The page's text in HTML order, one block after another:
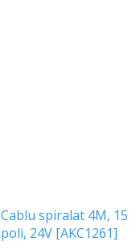
Cablu spiralat 4M, 15
poli, 24V [AKC1261]